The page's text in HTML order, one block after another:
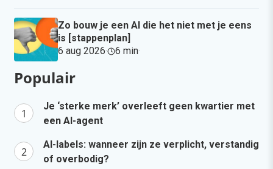
Zo bouw je een AI die het niet met je eens
is [stappenplan]
6 aug 2026· 6 min·
Populair
Je ‘sterke merk’ overleeft geen kwartier met
een AI-agent
AI-labels: wanneer zijn ze verplicht, verstandig
of overbodig?